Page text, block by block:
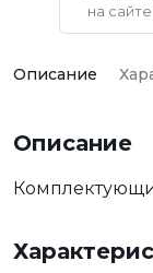
на
Описание
Описание